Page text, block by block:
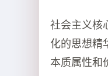
社会主义核
化的思想精
本质属性和